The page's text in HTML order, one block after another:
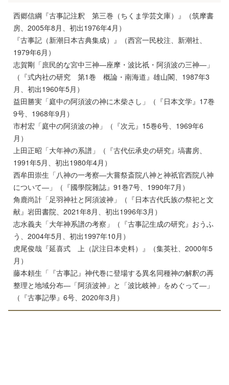
西郷信綱『古事記注釈 第三巻（ちくま学芸文庫）』（筑摩書
房、2005年8月、初出1976年4月）
『古事記（新潮日本古典集成）』（西宮一民校注、新潮社、
1979年6月）
志賀剛「庶民的な宮中三神―座摩・波比祇・阿須波の三神―」
（『式内社の研究 第1巻 概論・南海道』雄山閣、1987年3
月、初出1960年5月）
益田勝実「庭中の阿須波の神に木柴さし」（『日本文学』17巻
9号、1968年9月）
市村宏「庭中の阿須波の神」（『次元』15巻6号、1969年6
月）
上田正昭「大年神の系譜」（『古代伝承史の研究』塙書房、
1991年5月、初出1980年4月）
西牟田崇生「八神の一考察―大嘗祭斎院八神と神祇官西院八神
について―」（『國學院雜誌』91巻7号、1990年7月）
角鹿尚計「足羽神社と阿須波神」（『日本古代氏族の祭祀と文
献』岩田書院、2021年8月、初出1996年3月）
志水義夫「大年神系譜の考察」（『古事記生成の研究』おうふ
う、2004年5月、初出1997年10月）
虎尾俊哉『延喜式 上（訳注日本史料）』（集英社、2000年5
月）
藤本頼生「『古事記』神代巻に登場する異名同種神の解釈の再
整理と地域分布―「阿須波神」と「波比岐神」をめぐって―」
（『古事記學』6号、2020年3月）